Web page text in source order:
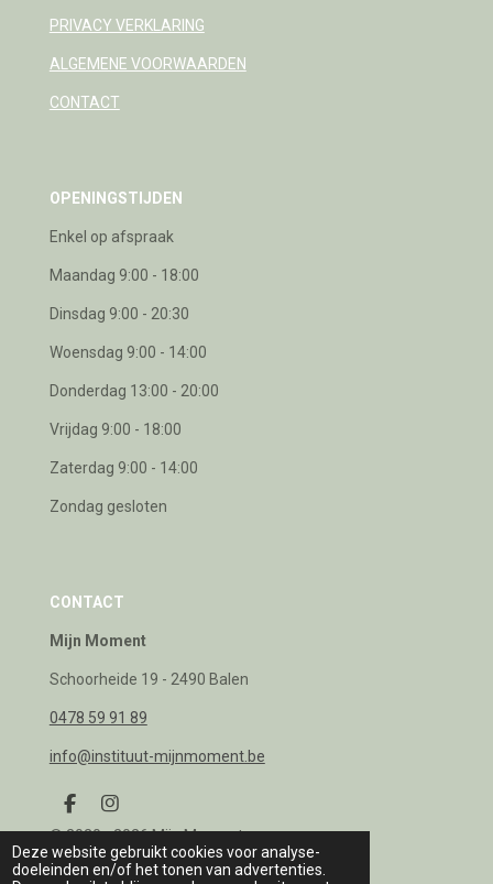
Deze website gebruikt cookies voor analyse-
doeleinden en/of het tonen van advertenties.
PRIVACY VERKLARING
ALGEMENE VOORWAARDEN
CONTACT
OPENINGSTIJDEN
Enkel op afspraak
Maandag 9:00 - 18:00
Dinsdag 9:00 - 20:30
Woensdag 9:00 - 14:00
Donderdag 13:00 - 20:00
Vrijdag 9:00 - 18:00
Zaterdag 9:00 - 14:00
Zondag gesloten
CONTACT
Mijn Moment
Schoorheide 19 - 2490 Balen
0478 59 91 89
info@instituut-mijnmoment.be
F
a
c
e
I
n
s
t
© 2020 - 2026 Mijn Moment